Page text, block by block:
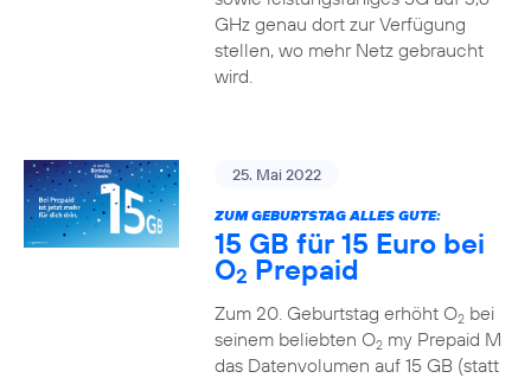
GHz genau dort zur Verfügung
stellen, wo mehr Netz gebraucht
wird.
25. Mai 2022
ZUM GEBURTSTAG ALLES GUTE:
15 GB für 15 Euro bei
O2 Prepaid
Zum 20. Geburtstag erhöht O2bei
seinem beliebten O2my Prepaid M
das Datenvolumen auf 15 GB (statt